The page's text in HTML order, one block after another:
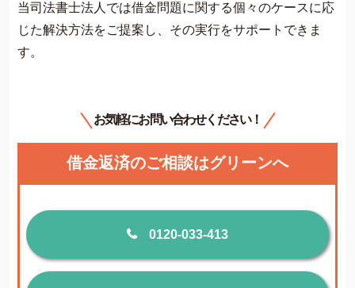
当司法書士法人では借金問題に関する個々のケースに応
じた解決方法をご提案し、その実行をサポートできま
す。
お気軽にお問い合わせください！
借金返済のご相談はグリーンへ
0120-033-413